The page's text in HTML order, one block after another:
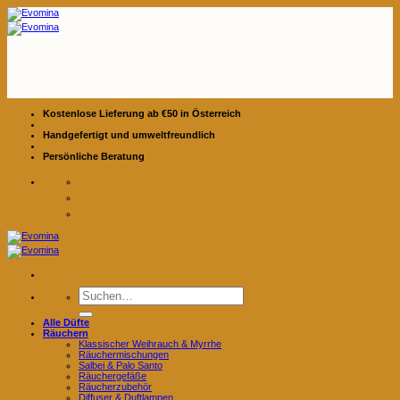
Zum
Inhalt
springen
Kostenlose Lieferung ab €50 in Österreich
Handgefertigt und umweltfreundlich
Persönliche Beratung
Suchen
nach:
Alle Düfte
Räuchern
Klassischer Weihrauch & Myrrhe
Räuchermischungen
Salbei & Palo Santo
Räuchergefäße
Räucherzubehör
Diffuser & Duftlampen